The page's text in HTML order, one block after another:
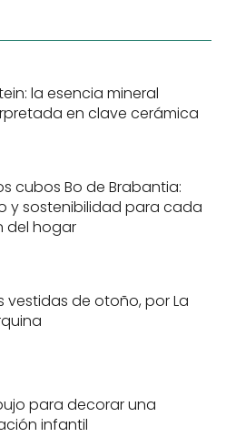
la esencia mineral
en clave cerámica
cubos Bo de Brabantia:
y sostenibilidad para cada
del hogar
vestidas de otoño, por La
para decorar una
infantil